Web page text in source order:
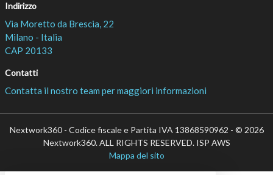
Indirizzo
Via Moretto da Brescia, 22
Milano - Italia
CAP 20133
Contatti
Contatta il nostro team per maggiori informazioni
Nextwork360 - Codice fiscale e Partita IVA 13868590962 - © 2026
Nextwork360. ALL RIGHTS RESERVED. ISP AWS
Mappa del sito